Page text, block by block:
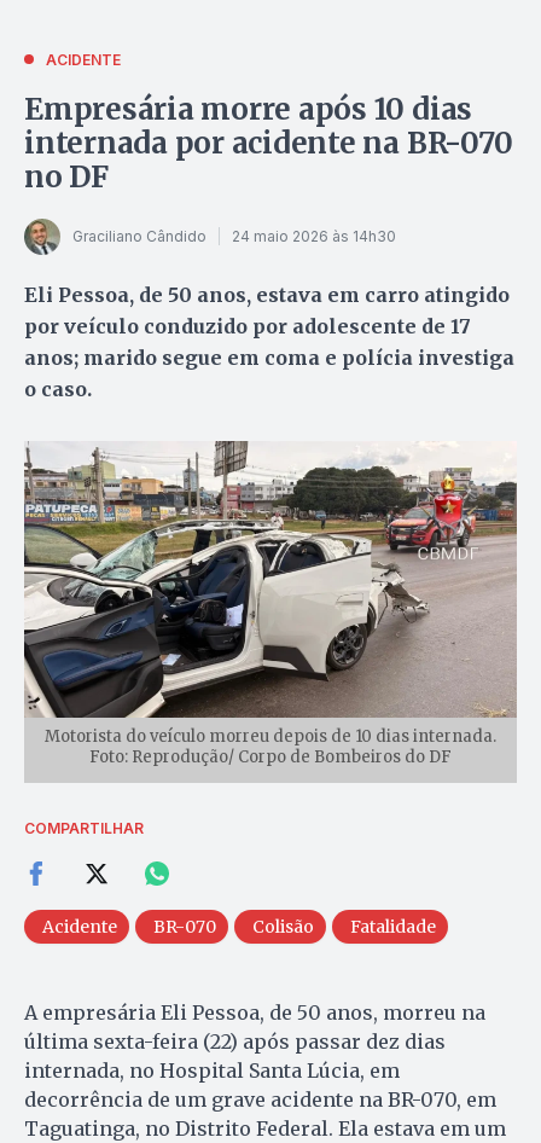
ACIDENTE
Empresária morre após 10 dias
internada por acidente na BR-070
no DF
Graciliano Cândido 24 maio 2026 às 14h30
Eli Pessoa, de 50 anos, estava em carro atingido
por veículo conduzido por adolescente de 17
anos; marido segue em coma e polícia investiga
o caso.
Motorista do veículo morreu depois de 10 dias internada.
Foto: Reprodução/ Corpo de Bombeiros do DF
COMPARTILHAR
Acidente BR-070 Colisão Fatalidade
A empresária Eli Pessoa, de 50 anos, morreu na
última sexta-feira (22) após passar dez dias
internada, no Hospital Santa Lúcia, em
decorrência de um grave acidente na BR-070, em
Taguatinga, no Distrito Federal. Ela estava em um